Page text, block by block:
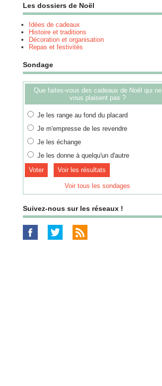
Les dossiers de Noël
Idées de cadeaux
Histoire et traditions
Décoration et organisation
Repas et festivités
Sondage
Que faites-vous des cadeaux de Noël qui ne
vous plaisent pas ?
Je les range au fond du placard
Je m'empresse de les revendre
Je les échange
Je les donne à quelqu'un d'autre
Voir les résultats
Voir tous les sondages
Suivez-nous sur les réseaux !